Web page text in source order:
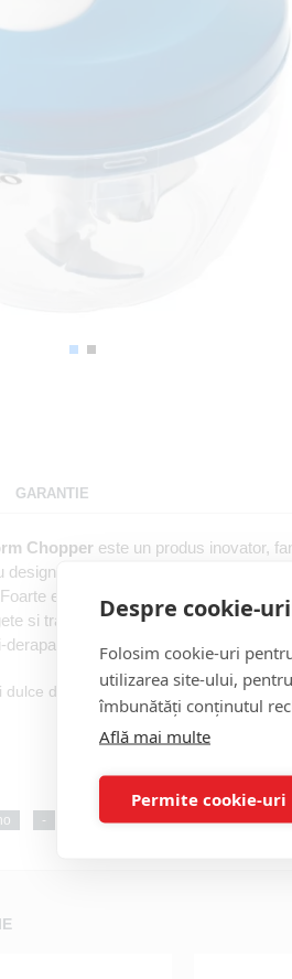
GARANTIE
Chopper este un produs inovator,
modern este ideal pentru
eficient pentru taierea rapida a
si trageti de cate ori doriti pentru a
Capacitatea acestuia este de
dulce din conserva
- Squadra Worm Chopper
Despre cookie-
Folosim cookie-uri
utilizarea site-ului,
îmbunătăți conținutul
Află mai multe
Permite cookie-uri